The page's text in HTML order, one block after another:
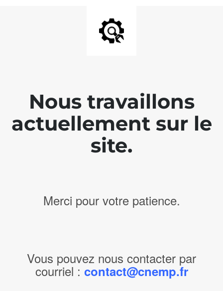
Nous travaillons
actuellement sur le
site.
Merci pour votre patience.
Vous pouvez nous contacter par
courriel : contact@cnemp.fr